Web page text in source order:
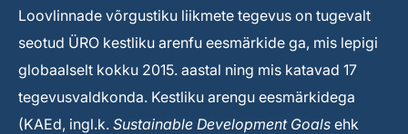
Loovlinnade võrgustiku liikmete tegevus on tugevalt
seotud ÜRO kestliku arenfu eesmärkide ga, mis lepigi
globaalselt kokku 2015. aastal ning mis katavad 17
tegevusvaldkonda. Kestliku arengu eesmärkidega
(KAEd, ingl.k. Sustainable Development Goals ehk